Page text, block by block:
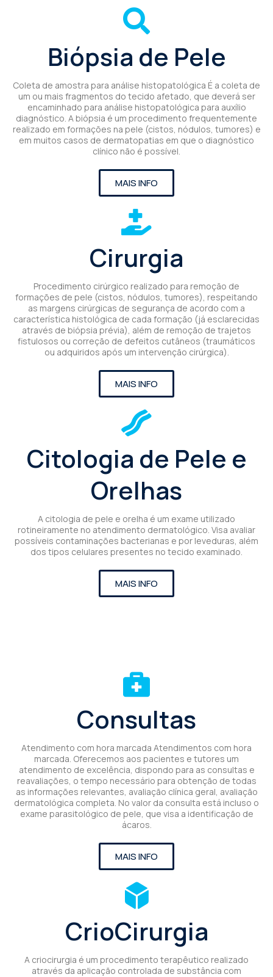
Biópsia de Pele
Coleta de amostra para análise histopatológica É a coleta de
um ou mais fragmentos do tecido afetado, que deverá ser
encaminhado para análise histopatológica para auxílio
diagnóstico. A biópsia é um procedimento frequentemente
realizado em formações na pele (cistos, nódulos, tumores) e
em muitos casos de dermatopatias em que o diagnóstico
clínico não é possível.
MAIS INFO
Cirurgia
Procedimento cirúrgico realizado para remoção de
formações de pele (cistos, nódulos, tumores), respeitando
as margens cirúrgicas de segurança de acordo com a
característica histológica de cada formação (já esclarecidas
através de biópsia prévia), além de remoção de trajetos
fistulosos ou correção de defeitos cutâneos (traumáticos
ou adquiridos após um intervenção cirúrgica).
MAIS INFO
Citologia de Pele e
Orelhas
A citologia de pele e orelha é um exame utilizado
rotineiramente no atendimento dermatológico. Visa avaliar
possíveis contaminações bacterianas e por leveduras, além
dos tipos celulares presentes no tecido examinado.
MAIS INFO
Consultas
Atendimento com hora marcada Atendimentos com hora
marcada. Oferecemos aos pacientes e tutores um
atendimento de excelência, dispondo para as consultas e
reavaliações, o tempo necessário para obtenção de todas
as informações relevantes, avaliação clínica geral, avaliação
dermatológica completa. No valor da consulta está incluso o
exame parasitológico de pele, que visa a identificação de
ácaros.
MAIS INFO
CrioCirurgia
A criocirurgia é um procedimento terapêutico realizado
através da aplicação controlada de substância com